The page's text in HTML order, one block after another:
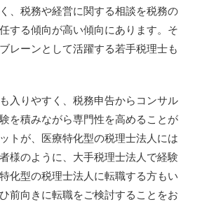
、税務や経営に関する相談を税務の
する傾向が高い傾向にあります。そ
レーンとして活躍する若手税理士も
入りやすく、税務申告からコンサル
を積みながら専門性を高めることが
トが、医療特化型の税理士法人には
様のように、大手税理士法人で経験
化型の税理士法人に転職する方もい
前向きに転職をご検討することをお